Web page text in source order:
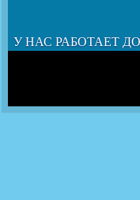
У НАС РАБОТАЕТ